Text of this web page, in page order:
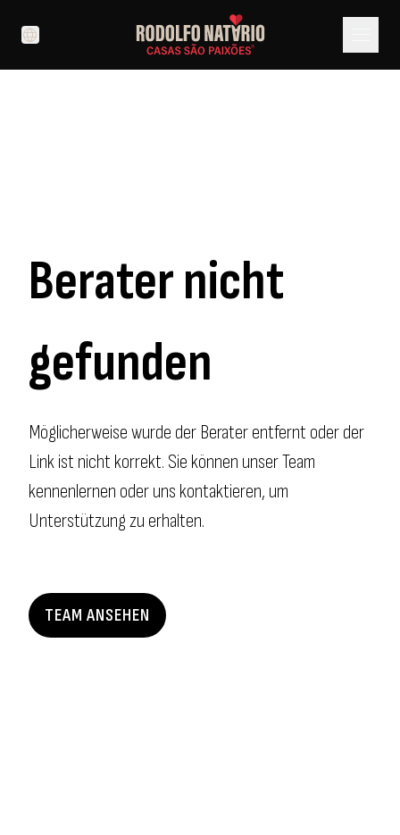
language
Berater nicht
gefunden
Möglicherweise wurde der Berater entfernt oder der
Link ist nicht korrekt. Sie können unser Team
kennenlernen oder uns kontaktieren, um
Unterstützung zu erhalten.
TEAM ANSEHEN